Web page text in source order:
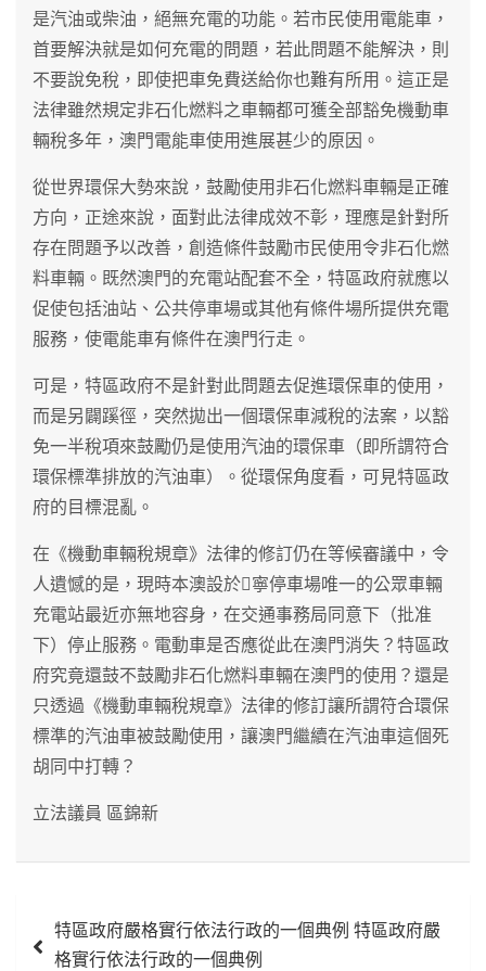
是汽油或柴油，絕無充電的功能。若市民使用電能車，
首要解決就是如何充電的問題，若此問題不能解決，則
不要說免稅，即使把車免費送給你也難有所用。這正是
法律雖然規定非石化燃料之車輛都可獲全部豁免機動車
輛稅多年，澳門電能車使用進展甚少的原因。
從世界環保大勢來說，鼓勵使用非石化燃料車輛是正確
方向，正途來說，面對此法律成效不彰，理應是針對所
存在問題予以改善，創造條件鼓勵市民使用令非石化燃
料車輛。既然澳門的充電站配套不全，特區政府就應以
促使包括油站、公共停車場或其他有條件場所提供充電
服務，使電能車有條件在澳門行走。
可是，特區政府不是針對此問題去促進環保車的使用，
而是另闢蹊徑，突然拋出一個環保車減稅的法案，以豁
免一半稅項來鼓勵仍是使用汽油的環保車（即所謂符合
環保標準排放的汽油車）。從環保角度看，可見特區政
府的目標混亂。
在《機動車輛稅規章》法律的修訂仍在等候審議中，令
人遺憾的是，現時本澳設於寧停車場唯一的公眾車輛
充電站最近亦無地容身，在交通事務局同意下（批准
下）停止服務。電動車是否應從此在澳門消失？特區政
府究竟還鼓不鼓勵非石化燃料車輛在澳門的使用？還是
只透過《機動車輛稅規章》法律的修訂讓所謂符合環保
標準的汽油車被鼓勵使用，讓澳門繼續在汽油車這個死
胡同中打轉？
立法議員 區錦新
章 特區政府嚴格實行依法行政的一個典例 特區政府嚴
格實行依法行政的一個典例